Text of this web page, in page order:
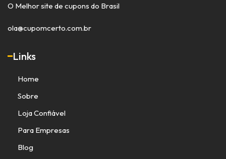
O Melhor site de cupons do Brasil
ola@cupomcerto.com.br
Links
Home
Sobre
Loja Confiável
Para Empresas
Blog